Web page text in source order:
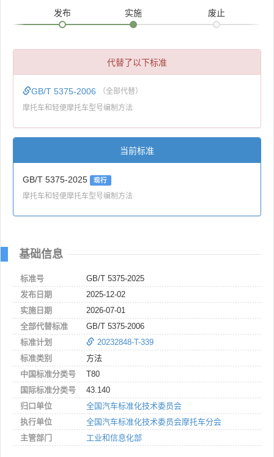
发布 实施 废止
代替了以下标准
GB/T 5375-2006 （全部代替）
摩托车和轻便摩托车型号编制方法
当前标准
GB/T 5375-2025 现行
摩托车和轻便摩托车型号编制方法
基础信息
标准号
GB/T 5375-2025
发布日期
2025-12-02
实施日期
2026-07-01
全部代替标准
GB/T 5375-2006
标准计划
20232848-T-339
标准类别
方法
中国标准分类号
T80
国际标准分类号
43.140
归口单位
全国汽车标准化技术委员会
执行单位
全国汽车标准化技术委员会摩托车分会
主管部门
工业和信息化部